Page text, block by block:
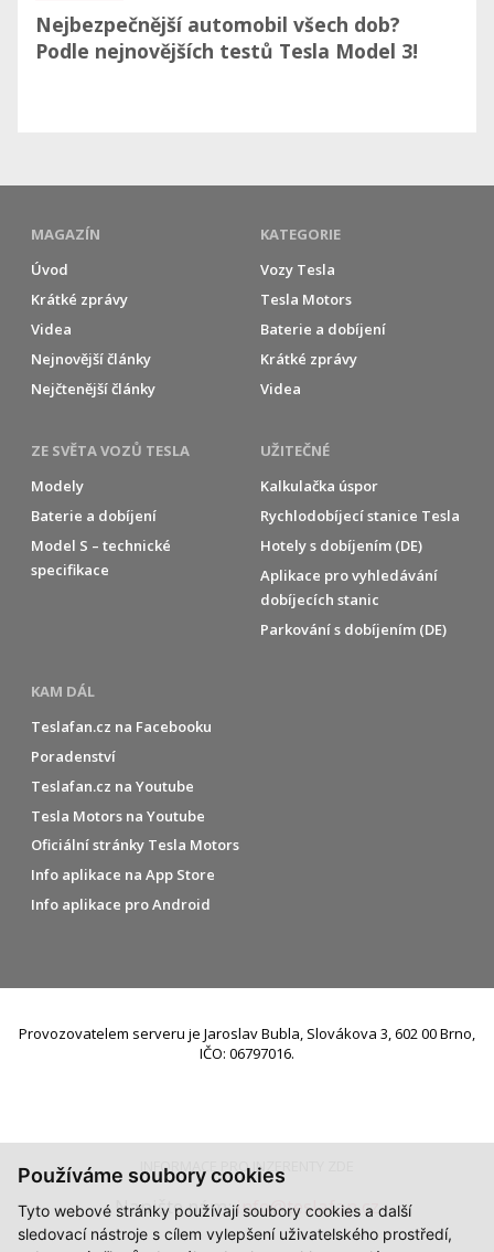
Používáme soubory cookies
Tyto webové stránky používají soubory cookies a další
sledovací nástroje s cílem vylepšení uživatelského prostředí,
Nejbezpečnější automobil všech dob?
Podle nejnovějších testů Tesla Model 3!
MAGAZÍN
Úvod
Krátké zprávy
Videa
Nejnovější články
Nejčtenější články
KATEGORIE
Vozy Tesla
Tesla Motors
Baterie a dobíjení
Krátké zprávy
Videa
ZE SVĚTA VOZŮ TESLA
Modely
Baterie a dobíjení
Model S – technické
specifikace
UŽITEČNÉ
Kalkulačka úspor
Rychlodobíjecí stanice Tesla
Hotely s dobíjením (DE)
Aplikace pro vyhledávání
dobíjecích stanic
Parkování s dobíjením (DE)
KAM DÁL
Teslafan.cz na Facebooku
Poradenství
Teslafan.cz na Youtube
Tesla Motors na Youtube
Oficiální stránky Tesla Motors
Info aplikace na App Store
Info aplikace pro Android
Provozovatelem serveru je Jaroslav Bubla, Slovákova 3, 602 00 Brno,
IČO: 06797016.
INFORMACE PRO INZERENTY ZDE
Napište nám:info@teslafan.cz